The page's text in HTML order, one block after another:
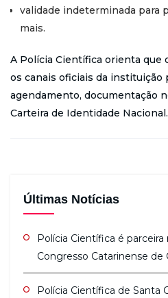
validade indeterminada para
mais.
A Polícia Científica orienta que
os canais oficiais da instituição
agendamento, documentação
Carteira de Identidade Nacional.
Últimas Notícias
Polícia Científica é parceira
Congresso Catarinense de
Polícia Científica de Santa